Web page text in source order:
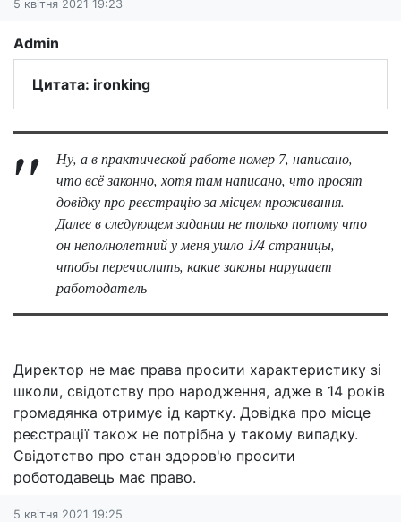
5 квітня 2021 19:23
Admin
Цитата: ironking
Ну, а в практической работе номер 7, написано,
что всё законно, хотя там написано, что просят
довідку про реєстрацію за місцем проживання.
Далее в следующем задании не только потому что
он неполнолетний у меня ушло 1/4 страницы,
чтобы перечислить, какие законы нарушает
работодатель
Директор не має права просити характеристику зі
школи, свідотству про народження, адже в 14 років
громадянка отримує ід картку. Довідка про місце
реєстрації також не потрібна у такому випадку.
Свідотство про стан здоров'ю просити
роботодавець має право.
5 квітня 2021 19:25